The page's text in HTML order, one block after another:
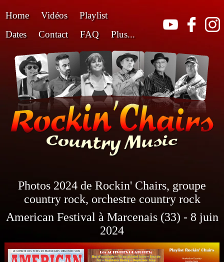
Home Vidéos
Playlist
Dates
Contact FAQ Plus...
Photos 2024 de Rockin' Chairs, groupe
country rock, orchestre country rock
American Festival à Marcenais (33) - 8 juin
2024